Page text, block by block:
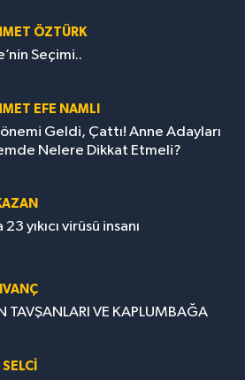
ÖZTÜRK
Seçimi..
EFE NAMLI
Geldi, Çattı! Anne Adayları
Nelere Dikkat Etmeli?
23 yıkıcı virüsü insanı
TAVŞANLARI VE KAPLUMBAĞA